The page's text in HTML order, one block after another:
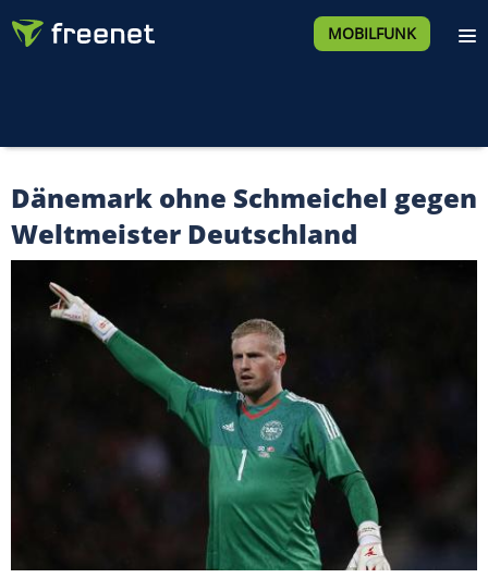
MOBILFUNK
Dänemark ohne Schmeichel gegen
Weltmeister Deutschland